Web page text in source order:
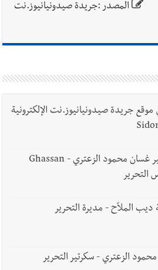
المصدر :جريدة صيدونيانيوز.نت
جريدة صيدونيانيوز.نت الإلكترونية
الصحافي السفير غسان محمود الزعتري - Ghassan
ديب الملاّح - مديرة التحرير
الزعتري - سكرتير التحرير